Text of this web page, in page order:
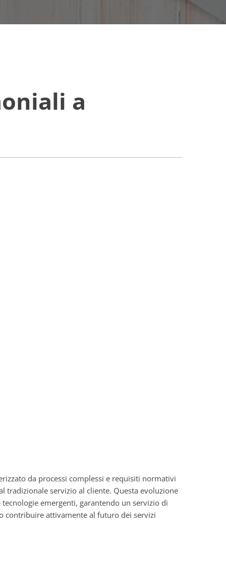
a
da processi complessi e requisiti normativi
servizio al cliente. Questa evoluzione
emergenti, garantendo un servizio di
contribuire attivamente al futuro dei servizi